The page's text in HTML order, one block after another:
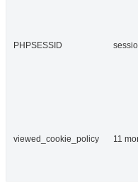
PHPSESSID
viewed_cookie_policy 11